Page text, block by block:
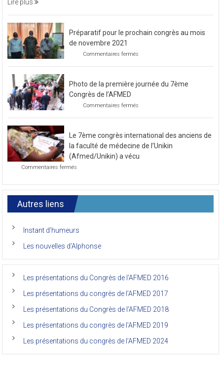
Lire plus
Préparatif pour le prochain congrès au mois
de novembre 2021
Commentaires fermés
prochain
de
2021
Photo de la première journée du 7ème
Congrès de l’AFMED
Commentaires fermés
première
journée
7ème
l’AFMED
Le 7ème congrès international des anciens de
la faculté de médecine de l’Unikin
(Afmed/Unikin) a vécu
Commentaires fermés
congrès
international
anciens
la
de
de
(Afmed/Unikin)
vécu
Autres liens
Instant d’humeurs
Les nouvelles d’Alphonse
Les présentations du Congrès de l’AFMED 2016
Les présentations du congrès de l’AFMED 2017
Les présentations du Congrès de l’AFMED 2018
Les présentations du congrès de l’AFMED 2019
Les présentations du congrès de l’AFMED 2024